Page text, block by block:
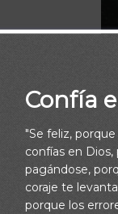
Confía
"Se feliz,
confías en Dios,
pagándose,
coraje te
porque los